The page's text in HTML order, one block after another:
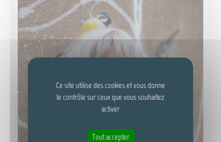
Ce site utilise des cookies et vous donne
le contrôle sur ceux que vous souhaitez
activer
Tout accepter